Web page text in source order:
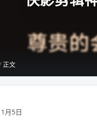
正文
月5日